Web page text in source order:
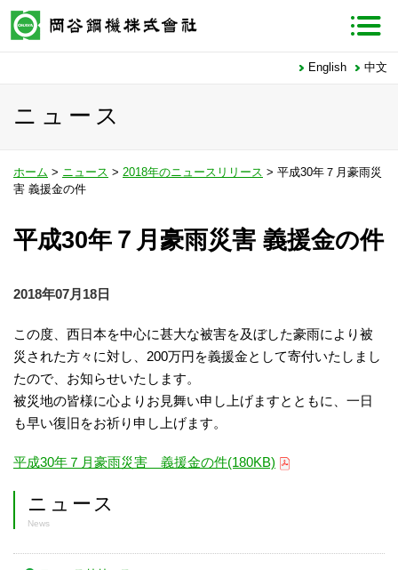
English 中文
ニュース
ホーム > ニュース > 2018年のニュースリリース > 平成30年７月豪雨災
害 義援金の件
平成30年７月豪雨災害 義援金の件
2018年07月18日
この度、西日本を中心に甚大な被害を及ぼした豪雨により被
災された方々に対し、200万円を義援金として寄付いたしまし
たので、お知らせいたします。
被災地の皆様に心よりお見舞い申し上げますとともに、一日
も早い復旧をお祈り申し上げます。
平成30年７月豪雨災害 義援金の件(180KB)
ニュース
News